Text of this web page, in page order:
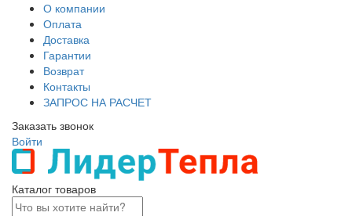
О компании
Оплата
Доставка
Гарантии
Возврат
Контакты
ЗАПРОС НА РАСЧЕТ
Заказать звонок
Войти
Каталог товаров